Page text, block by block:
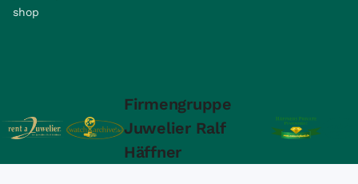
shop
Firmengruppe
Juwelier Ralf
Häffner